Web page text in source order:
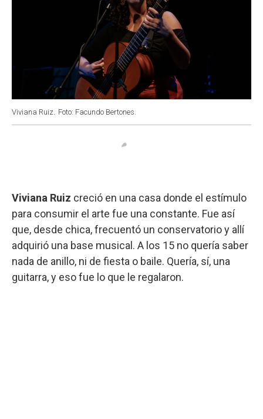
Viviana Ruiz. Foto: Facundo Bertones.
Viviana Ruiz creció en una casa donde el estímulo
para consumir el arte fue una constante. Fue así
que, desde chica, frecuentó un conservatorio y allí
adquirió una base musical. A los 15 no quería saber
nada de anillo, ni de fiesta o baile. Quería, sí, una
guitarra, y eso fue lo que le regalaron.